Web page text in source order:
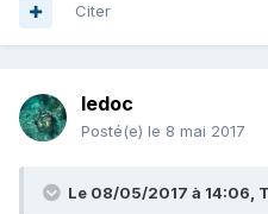
Citer
ledoc
Posté(e) le 8 mai 2017
Le 08/05/2017 à 14:06,